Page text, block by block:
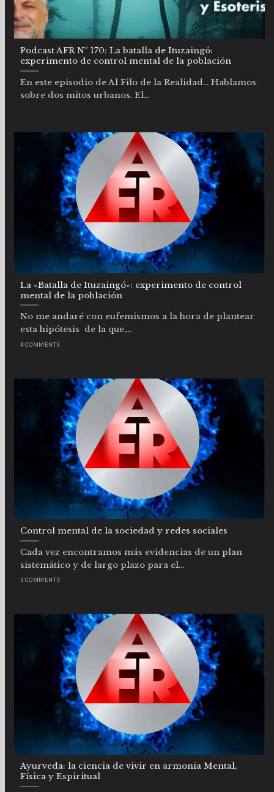
Podcast AFR Nº 170: La batalla de Ituzaingó:
experimento de control mental de la población
En este episodio de Al Filo de la Realidad… Hablamos
sobre dos mitos urbanos. El...
La «Batalla de Ituzaingó»: experimento de control
mental de la población
No me andaré con eufemismos a la hora de plantear
esta hipótesis de la que,...
4 COMMENTS
Control mental de la sociedad y redes sociales
Cada vez encontramos más evidencias de un plan
sistemático y de largo plazo para el...
3 COMMENTS
Ayurveda: la ciencia de vivir en armonía Mental,
Física y Espiritual